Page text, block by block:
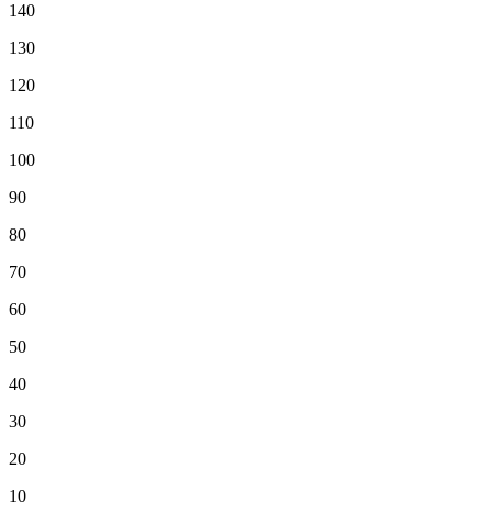
140
130
120
110
100
90
80
70
60
50
40
30
20
10